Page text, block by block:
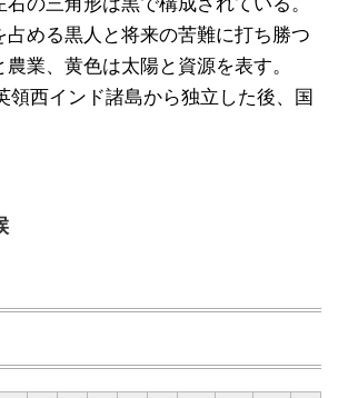
占める黒人と将来の苦難に打ち勝つ
業、黄色は太陽と資源を表す。
領西インド諸島から独立した後、国